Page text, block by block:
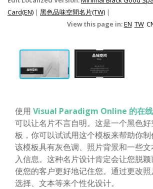
Card(EN) | 黑色品味空間名片(TW) |
View this page in:EN TW
使用 Visual Paradigm Online 的在
可以让名片不言自明。这是一个黑色
板，你可以试试用这个模板来帮助你制
该模板具有灰色调、照片背景和一些
入信息。这种名片设计肯定会让您脱
使您的客户更好地记住您。通过更改
选择、文本等来个性化设计。